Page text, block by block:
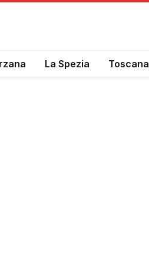
La Spezia Toscana